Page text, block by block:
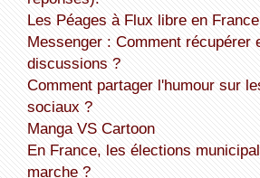
Les Péages à Flux libre en France
Messenger : Comment récupérer et lire toutes les
discussions ?
Comment partager l'humour sur les réseaux
sociaux ?
Manga VS Cartoon
En France, les élections municipales : comment ça
marche ?